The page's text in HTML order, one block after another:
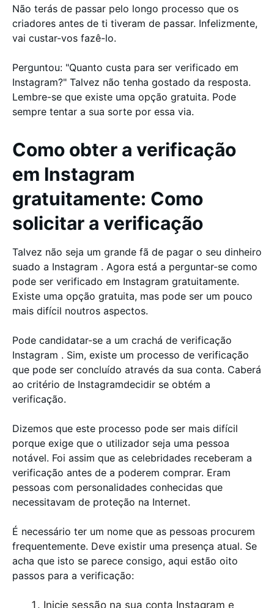
Não terás de passar pelo longo processo que os
criadores antes de ti tiveram de passar. Infelizmente,
vai custar-vos fazê-lo.
Perguntou: "Quanto custa para ser verificado em
Instagram?" Talvez não tenha gostado da resposta.
Lembre-se que existe uma opção gratuita. Pode
sempre tentar a sua sorte por essa via.
Como obter a verificação
em Instagram
gratuitamente: Como
solicitar a verificação
Talvez não seja um grande fã de pagar o seu dinheiro
suado a Instagram . Agora está a perguntar-se como
pode ser verificado em Instagram gratuitamente.
Existe uma opção gratuita, mas pode ser um pouco
mais difícil noutros aspectos.
Pode candidatar-se a um crachá de verificação
Instagram . Sim, existe um processo de verificação
que pode ser concluído através da sua conta. Caberá
ao critério de Instagramdecidir se obtém a
verificação.
Dizemos que este processo pode ser mais difícil
porque exige que o utilizador seja uma pessoa
notável. Foi assim que as celebridades receberam a
verificação antes de a poderem comprar. Eram
pessoas com personalidades conhecidas que
necessitavam de proteção na Internet.
É necessário ter um nome que as pessoas procurem
frequentemente. Deve existir uma presença atual. Se
acha que isto se parece consigo, aqui estão oito
passos para a verificação:
Inicie sessão na sua conta Instagram e